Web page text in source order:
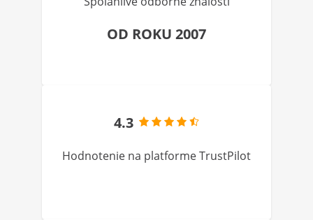
OD ROKU 2007
4.3
Hodnotenie na platforme TrustPilot